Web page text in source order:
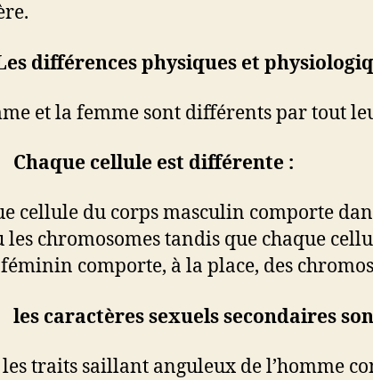
différences physiques et
et la femme sont différents par tout
Chaque cellule est différente :
cellule du corps masculin comporte
les chromosomes tandis que chaque
comporte, à la place, des
les caractères sexuels secondaires
saillant anguleux de l’homme